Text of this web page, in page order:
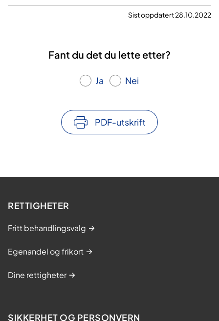
Sist oppdatert 28.10.2022
Fant du det du lette etter?
Ja Nei
PDF-utskrift
RETTIGHETER
Fritt behandlingsvalg
Egenandel og frikort
Dine rettigheter
SIKKERHET OG PERSONVERN